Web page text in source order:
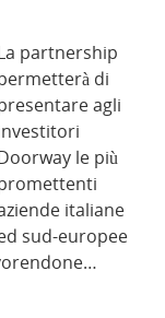
partnership
di
agli
le più
italiane
sud-europee